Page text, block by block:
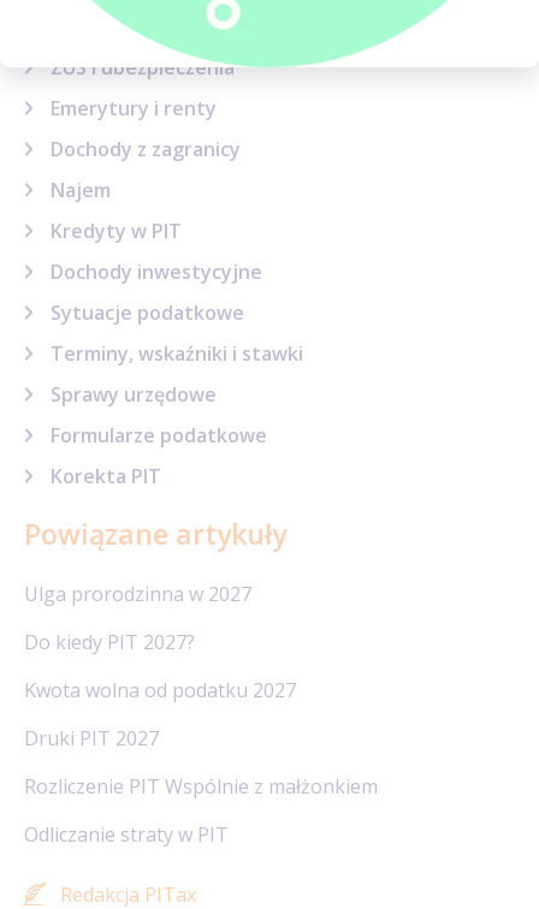
Działalność gospodarcza
ZUS i ubezpieczenia
Emerytury i renty
Dochody z zagranicy
Najem
Kredyty w PIT
Dochody inwestycyjne
Sytuacje podatkowe
Terminy, wskaźniki i stawki
Sprawy urzędowe
Formularze podatkowe
Korekta PIT
Powiązane artykuły
Ulga prorodzinna w 2027
Do kiedy PIT 2027?
Kwota wolna od podatku 2027
Druki PIT 2027
Rozliczenie PIT Wspólnie z małżonkiem
Odliczanie straty w PIT
Redakcja PITax